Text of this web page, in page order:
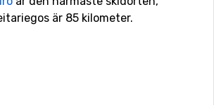
är 85 kilometer.